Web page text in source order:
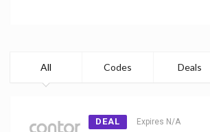
All Codes Deals
DEAL Expires N/A